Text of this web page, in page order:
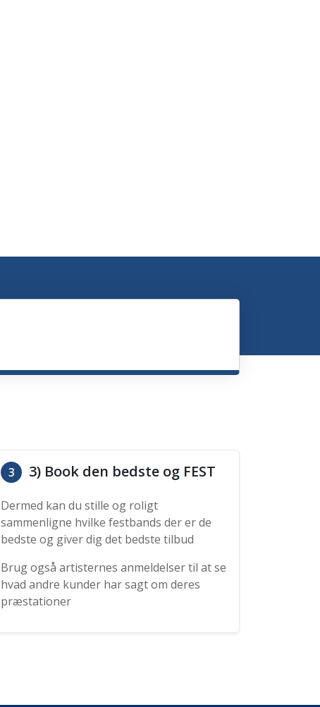
3 3) Book den bedste og FEST
Dermed kan du stille og roligt
sammenligne hvilke festbands der er de
bedste og giver dig det bedste tilbud
Brug også artisternes anmeldelser til at se
hvad andre kunder har sagt om deres
præstationer